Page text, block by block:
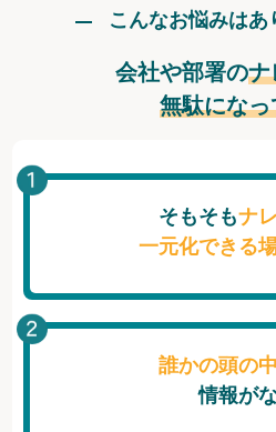
こんなお悩みはあ
会社や部署のナ
無駄になっ
そもそもナ
一元化できる
誰かの頭の中
情報が